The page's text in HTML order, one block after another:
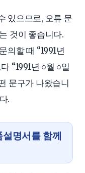
있으므로, 오류 문
것이 좋습니다.
의할 때 “1991년
“1991년 ○월 ○일
문구가 나왔습니
.
명서를 함께